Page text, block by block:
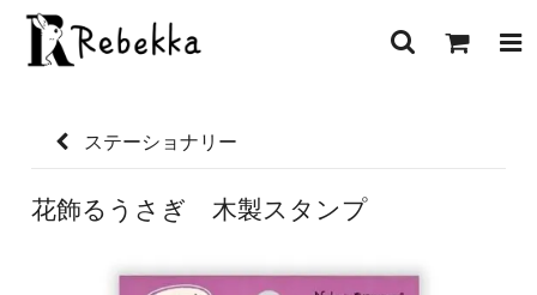
ステーショナリー
花飾るうさぎ 木製スタンプ